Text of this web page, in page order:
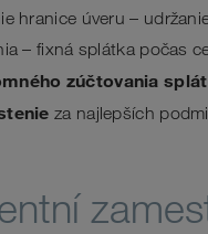
hranice úveru –
– fixná splátka počas
zúčtovania
za najlepších